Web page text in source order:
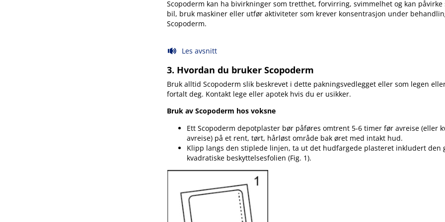
Scopoderm kan ha bivirkninger som tretthet, forvirring, svimmelhet og kan påvirke
bil, bruk maskiner eller utfør aktiviteter som krever konsentrasjon under
Scopoderm.
Les avsnitt
3. Hvordan du bruker Scopoderm
Bruk alltid Scopoderm slik beskrevet i dette pakningsvedlegget eller som legen
fortalt deg. Kontakt lege eller apotek hvis du er usikker.
Bruk av Scopoderm hos voksne
Ett Scopoderm depotplaster bør påføres omtrent 5-6 timer før avreise (eller
avreise) på et rent, tørt, hårløst område bak øret med intakt hud.
Klipp langs den stiplede linjen, ta ut det hudfargede plasteret inkludert den
kvadratiske beskyttelsesfolien (Fig. 1).